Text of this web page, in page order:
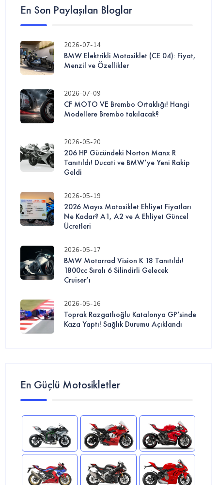
En Son Paylaşılan Bloglar
2026-07-14
BMW Elektrikli Motosiklet (CE 04): Fiyat,
Menzil ve Özellikler
2026-07-09
CF MOTO VE Brembo Ortaklığı! Hangi
Modellere Brembo takılacak?
2026-05-20
206 HP Gücündeki Norton Manx R
Tanıtıldı! Ducati ve BMW’ye Yeni Rakip
Geldi
2026-05-19
2026 Mayıs Motosiklet Ehliyet Fiyatları
Ne Kadar? A1, A2 ve A Ehliyet Güncel
Ücretleri
2026-05-17
BMW Motorrad Vision K 18 Tanıtıldı!
1800cc Sıralı 6 Silindirli Gelecek
Cruiser’ı
2026-05-16
Toprak Razgatlıoğlu Katalonya GP’sinde
Kaza Yaptı! Sağlık Durumu Açıklandı
En Güçlü Motosikletler